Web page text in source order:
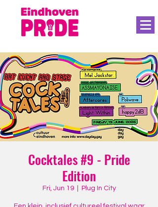
Cocktales #9 - Pride
Edition
Fri, Jun 19
  |
Plug In City